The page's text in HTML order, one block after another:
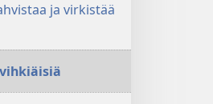
ja virkistää